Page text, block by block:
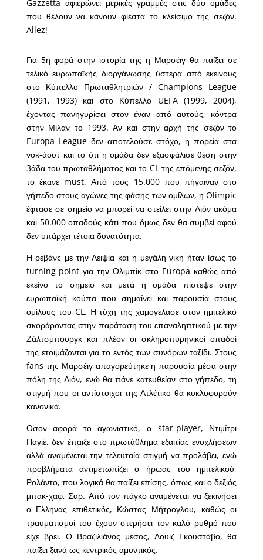
Gazzetta αφιερώνει μερικές γραμμές στις δύο ομάδες
που θέλουν να κάνουν φιέστα το κλείσιμο της σεζόν.
Allez!
Για 5η φορά στην ιστορία της η Μαρσέιγ θα παίξει σε
τελικό ευρωπαϊκής διοργάνωσης ύστερα από εκείνους
στο Κύπελλο Πρωταθλητριών / Champions League
(1991, 1993) και στο Κύπελλο UEFA (1999, 2004),
έχοντας πανηγυρίσει στον έναν από αυτούς, κόντρα
στην Μίλαν το 1993. Αν και στην αρχή της σεζόν το
Europa League δεν αποτελούσε στόχο, η πορεία στα
νοκ-άουτ και το ότι η ομάδα δεν εξασφάλισε θέση στην
3άδα του πρωταθλήματος και το CL της επόμενης σεζόν,
το έκανε must. Από τους 15.000 που πήγαιναν στο
γήπεδο στους αγώνες της φάσης των ομίλων, η Olimpic
έφτασε σε σημείο να μπορεί να στείλει στην Λιόν ακόμα
και 50.000 οπαδούς κάτι που όμως δεν θα συμβεί αφού
δεν υπάρχει τέτοια δυνατότητα.
Η ρεβάνς με την Λειψία και η μεγάλη νίκη ήταν ίσως το
turning-point για την Ολιμπίκ στο Europa καθώς από
εκείνο το σημείο και μετά η ομάδα πίστεψε στην
ευρωπαϊκή κούπα που σημαίνει και παρουσία στους
ομίλους του CL. H τύχη της χαμογέλασε στον ημιτελικό
σκοράροντας στην παράταση του επαναληπτικού με την
Ζάλτσμπουργκ και πλέον οι σκληροπυρηνικοί οπαδοί
της ετοιμάζονται για το εντός των συνόρων ταξίδι. Στους
fans της Μαρσέιγ απαγορεύτηκε η παρουσία μέσα στην
πόλη της Λιόν, ενώ θα πάνε κατευθείαν στο γήπεδο, τη
στιγμή που οι αντίστοιχοι της Ατλέτικο θα κυκλοφορούν
κανονικά.
Οσον αφορά το αγωνιστικό, ο star-player, Ντιμίτρι
Παγιέ, δεν έπαιξε στο πρωτάθλημα εξαιτίας ενοχλήσεων
αλλά αναμένεται την τελευταία στιγμή να προλάβει, ενώ
προβλήματα αντιμετωπίζει ο ήρωας του ημιτελικού,
Ρολάντο, που λογικά θα παίξει επίσης, όπως και ο δεξιός
μπακ-χαφ, Σαρ. Από τον πάγκο αναμένεται να ξεκινήσει
ο Ελληνας επιθετικός, Κώστας Μήτρογλου, καθώς οι
τραυματισμοί του έχουν στερήσει τον καλό ρυθμό που
είχε βρει. Ο Βραζιλιάνος μέσος, Λουίζ Γκουστάβο, θα
παίξει ξανά ως κεντρικός αμυντικός.